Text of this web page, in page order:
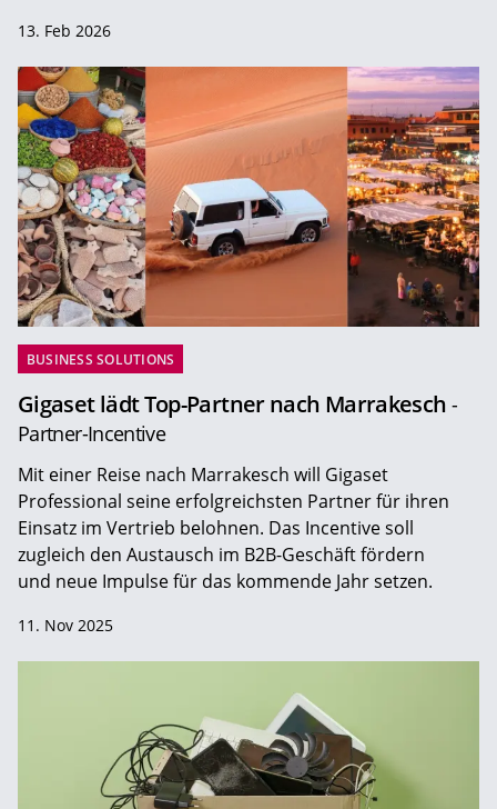
13. Feb 2026
BUSINESS SOLUTIONS
Gigaset lädt Top-Partner nach Marrakesch -
Partner-Incentive
Mit einer Reise nach Marrakesch will Gigaset
Professional seine erfolgreichsten Partner für ihren
Einsatz im Vertrieb belohnen. Das Incentive soll
zugleich den Austausch im B2B-Geschäft fördern
und neue Impulse für das kommende Jahr setzen.
11. Nov 2025